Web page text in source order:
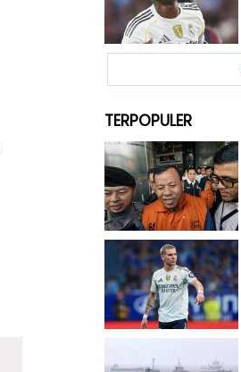
TERPOPULER